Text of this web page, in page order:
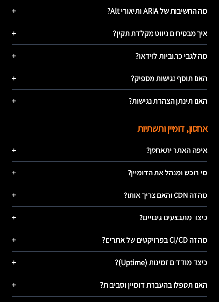
מה החשיבות של ARIA ותיאורי Alt? +
איך מבטיחים ניווט מקלדת תקין? +
מה לגבי כתוביות לוידאו? +
האם תוסף נגישות מספיק? +
האם תינתן הצהרת נגישות? +
אחסון, דומיין ותשתיות
איפה האתר יתאחסן? +
מי רוכש ומנהל את הדומיין? +
מה זה CDN והאם צריך אותו? +
כיצד מתבצעים גיבויים? +
מה זה CI/CD בפרויקטים של אתרים? +
כיצד מודדים זמינות (Uptime)? +
האם תטפלו בהעברת דומיין וסביבות? +